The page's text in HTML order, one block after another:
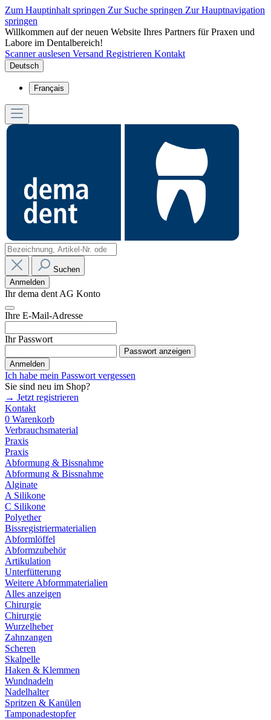
Zum Hauptinhalt springen Zur Suche springen Zur Hauptnavigation
springen
Willkommen auf der neuen Website Ihres Partners für Praxen und
Labore im Dentalbereich!
Scanner auslesen Versand Registrieren Kontakt
Deutsch
Français
Suchen
Anmelden
Ihr dema dent AG Konto
Ihre E-Mail-Adresse
Ihr Passwort
Passwort anzeigen
Anmelden
Ich habe mein Passwort vergessen
Sie sind neu im Shop?
→ Jetzt registrieren
Kontakt
0 Warenkorb
Verbrauchsmaterial
Praxis
Praxis
Abformung & Bissnahme
Abformung & Bissnahme
Alginate
A Silikone
C Silikone
Polyether
Bissregistriermaterialien
Abformlöffel
Abformzubehör
Artikulation
Unterfütterung
Weitere Abformmaterialien
Alles anzeigen
Chirurgie
Chirurgie
Wurzelheber
Zahnzangen
Scheren
Skalpelle
Haken & Klemmen
Wundnadeln
Nadelhalter
Spritzen & Kanülen
Tamponadestopfer